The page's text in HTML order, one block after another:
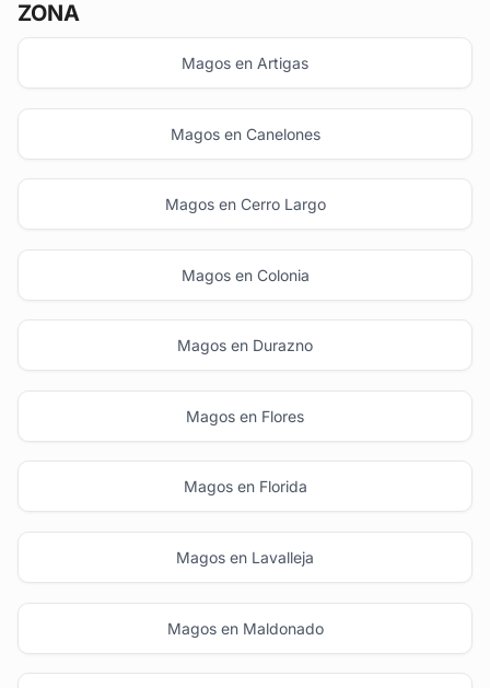
ZONA
Magos en Artigas
Magos en Canelones
Magos en Cerro Largo
Magos en Colonia
Magos en Durazno
Magos en Flores
Magos en Florida
Magos en Lavalleja
Magos en Maldonado